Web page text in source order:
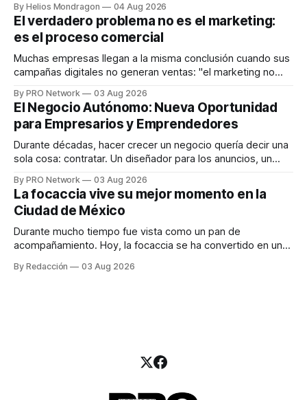
dispositivos inteligentes, inteligencia artificial y monitoreo
en tiempo real para ayudar a las personas a tomar mejores
decisiones sobre su salud metabólica. Su propuesta busca
responder
By Helios Mondragon 04 Aug 2026
El verdadero problema no es el marketing:
es el proceso comercial
Muchas empresas llegan a la misma conclusión cuando sus
campañas digitales no generan ventas: "el marketing no
INTERIUS, el problema suele estar en otro lugar. Durante
una entrevista para el podcast SER PRO, el especialista en
marketing digital explicó que
By PRO Network 03 Aug 2026
El Negocio Autónomo: Nueva Oportunidad
para Empresarios y Emprendedores
Durante décadas, hacer crecer un negocio quería decir una
sola cosa: contratar. Un diseñador para los anuncios, un
para los textos, alguien que supiera de publicidad digital
para encontrar prospectos, un vendedor para atender
llamadas y mensajes, y —con suerte— una persona
By PRO Network 03 Aug 2026
La focaccia vive su mejor momento en la
Ciudad de México
Durante mucho tiempo fue vista como un pan de
acompañamiento. Hoy, la focaccia se ha convertido en uno
artesanal, ingredientes de calidad y experiencias que
By Redacción 03 Aug 2026